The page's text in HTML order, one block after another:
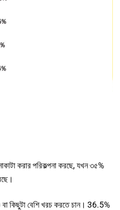
করার পরিকল্পনা করছে, যখন ৩৫%
কিছুটা বেশি খরচ করতে চান। 36.5%